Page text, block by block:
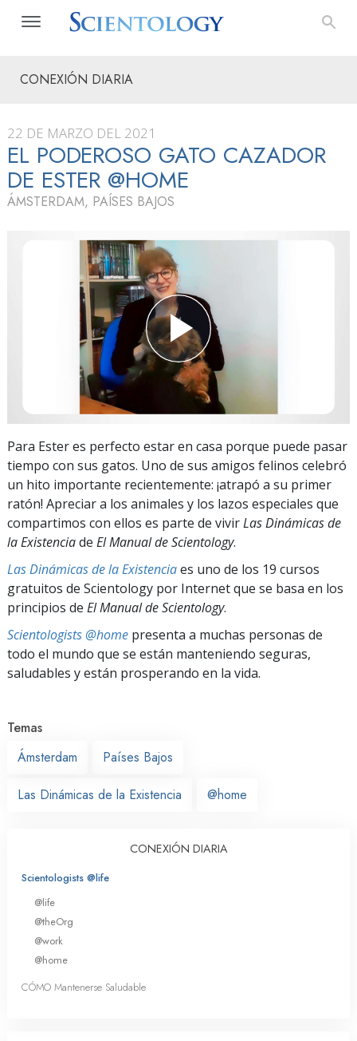
CONEXIÓN DIARIA
22 DE MARZO DEL 2021
EL PODEROSO GATO CAZADOR
DE ESTER @HOME
ÁMSTERDAM, PAÍSES BAJOS
Para Ester es perfecto estar en casa porque puede pasar
tiempo con sus gatos. Uno de sus amigos felinos celebró
un hito importante recientemente: ¡atrapó a su primer
ratón! Apreciar a los animales y los lazos especiales que
compartimos con ellos es parte de vivirLas Dinámicas de
la Existenciade El Manual de Scientology.
Las Dinámicas de la Existenciaes uno de los 19 cursos
gratuitos de Scientology por Internet que se basa en los
principios de El Manual de Scientology.
Scientologists @home presenta a muchas personas de
todo el mundo que se están manteniendo seguras,
saludables y están prosperando en la vida.
Temas
Ámsterdam
Países Bajos
Las Dinámicas de la Existencia @home
CONEXIÓN DIARIA
Scientologists @life
@life
@theOrg
@work
@home
CÓMO Mantenerse Saludable